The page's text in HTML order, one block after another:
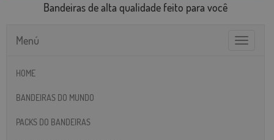
Bandeiras de alta qualidade feito para você
Toggle
Menú
HOME
BANDEIRAS DO MUNDO
PACKS DO BANDEIRAS